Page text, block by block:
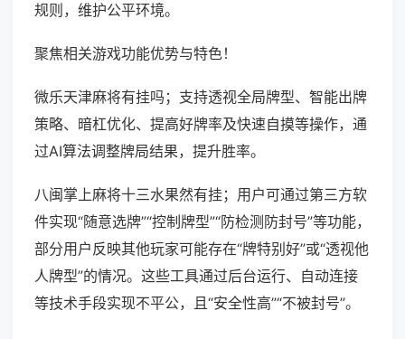
规则，维护公平环境。
聚焦相关游戏功能优势与特色！
微乐天津麻将有挂吗；支持透视全局牌型、智能出牌
策略、暗杠优化、提高好牌率及快速自摸等操作，通
过AI算法调整牌局结果，提升胜率。
八闽掌上麻将十三水果然有挂；用户可通过第三方软
件实现“随意选牌”“控制牌型”“防检测防封号”等功能，
部分用户反映其他玩家可能存在“牌特别好”或“透视他
人牌型”的情况。这些工具通过后台运行、自动连接
等技术手段实现不平公，且“安全性高”“不被封号”。